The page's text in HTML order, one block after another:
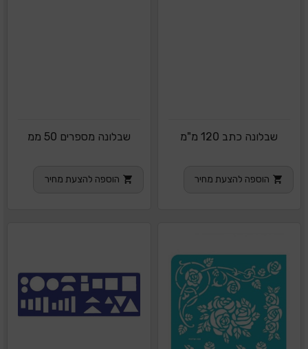
שבלונה כתב 120 מ"מ
הוספה להצעת מחיר
שבלונה מספרים 50 ממ
הוספה להצעת מחיר